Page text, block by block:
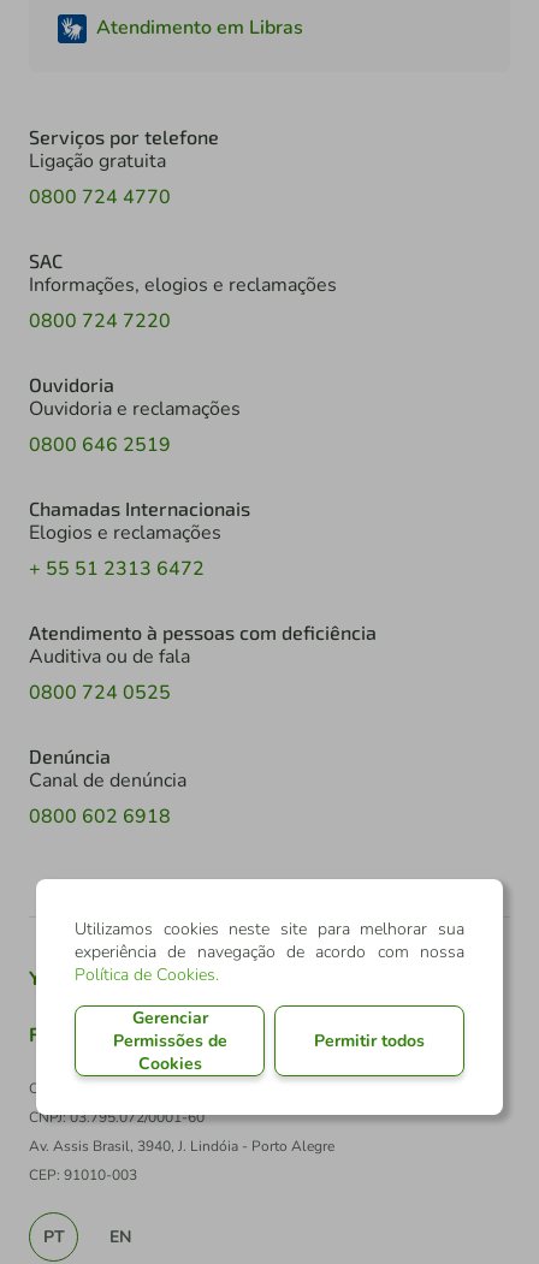
Atendimento em Libras
Serviços por telefone
Ligação gratuita
0800 724 4770
SAC
Informações, elogios e reclamações
0800 724 7220
Ouvidoria
Ouvidoria e reclamações
0800 646 2519
Chamadas Internacionais
Elogios e reclamações
+ 55 51 2313 6472
Atendimento à pessoas com deficiência
Auditiva ou de fala
0800 724 0525
Denúncia
Canal de denúncia
0800 602 6918
Youtube Twitter
Facebook TikTok
Confederação Sicredi
CNPJ: 03.795.072/0001-60
Av. Assis Brasil, 3940, J. Lindóia - Porto Alegre
CEP: 91010-003
PT EN
Utilizamos cookies neste site para melhorar sua
experiência de navegação de acordo com nossa
Política de Cookies.
Gerenciar
Permissões de
Cookies
Permitir todos